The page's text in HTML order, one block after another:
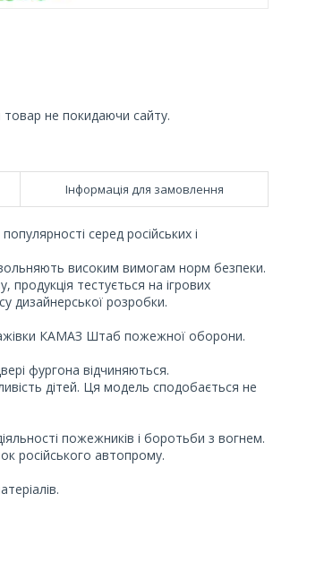
товар не покидаючи сайту.
Інформація для замовлення
серед російських і
високим вимогам норм безпеки.
тестується на ігрових
дизайнерської розробки.
КАМАЗ Штаб пожежної оборони.
фургона відчиняються.
дітей. Ця модель сподобається не
пожежників і боротьби з вогнем.
російського автопрому.